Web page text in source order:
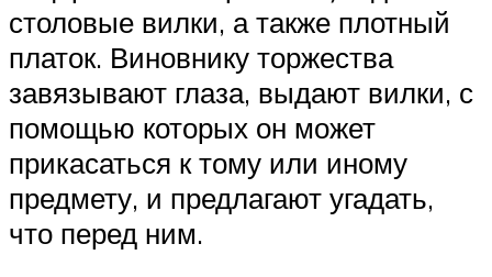
столовые вилки, а также плотный
платок. Виновнику торжества
завязывают глаза, выдают вилки, с
помощью которых он может
прикасаться к тому или иному
предмету, и предлагают угадать,
что перед ним.